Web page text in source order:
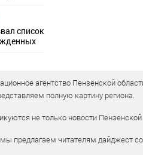
список
агентство Пензенской
полную картину региона.
не только новости
предлагаем читателям дайджест